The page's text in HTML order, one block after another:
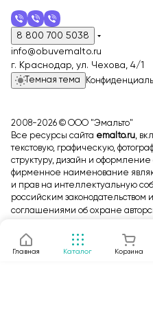
Главная Каталог Корзина
8 800 700 5038
info@obuvemalto.ru
г. Краснодар, ул. Чехова, 4/1
Темная тема
2008-2026 © ООО "Эмальто"
Все ресурсы сайта emalto.ru,
текстовую, графическую,
структуру, дизайн и
фирменное наименование
и прав на интеллектуальную
российским
соглашениями об охране